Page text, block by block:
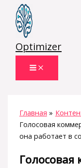
Перейти
содержимому
Optimizer
Главная
Голосовая
она работает в
Голосовая